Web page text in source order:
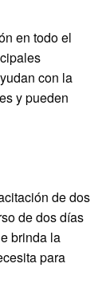
en todo el
con la
y pueden
de dos
de dos días
brinda la
para